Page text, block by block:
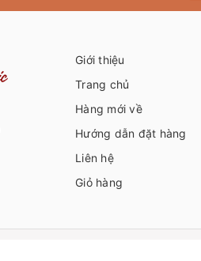
Giới thiệu
Trang chủ
Hàng mới về
Hướng dẫn đặt hàng
Liên hệ
Giỏ hàng